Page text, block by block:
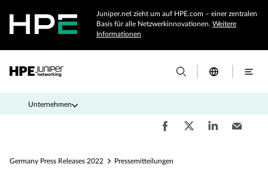
Juniper.net zieht um auf HPE.com – einer zentralen
Basis für alle Netzwerkinnovationen. Weitere
Informationen
Unternehmen
Germany Press Releases 2022 Pressemitteilungen